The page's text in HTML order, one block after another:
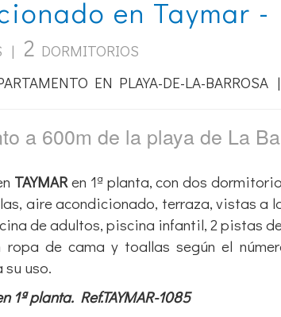
|2DORMITORIOS
EN PLAYA-DE-LA-BARROSA |
en 1ª planta, con dos
aire acondicionado, terraza, vistas a
de adultos, piscina infantil, 2 pistas
ropa de cama y toallas según el
uso.
1ª planta. Ref.TAYMAR-1085
Apartamentos en la Urbanización TAYMAR